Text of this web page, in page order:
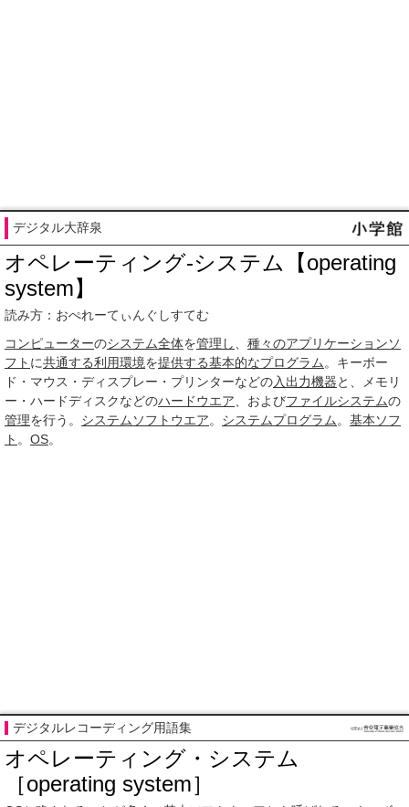
デジタル大辞泉
オペレーティング‐システム【operating
system】
読み方：おぺれーてぃんぐしすてむ
コンピューターのシステム全体を管理し 種々のアプリケーションソ
フト に共通する利用環境を提供する基本的なプログラム 。キーボー
ド・マウス・ディスプレー・プリンターなどの入出力機器と、メモリ
ー・ハードディスクなどのハードウエア 、およびファイルシステムの
管理を行う。 システムソフトウエア。 システムプログラム 。 基本ソフ
ト 。 OS。
デジタルレコーディング用語集
オペレーティング・システム
［operating system］